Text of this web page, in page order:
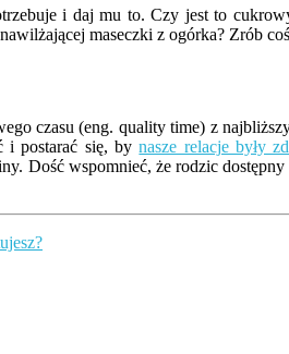
i daj mu to. Czy jest to
maseczki z ogórka? Zrób
czasu (eng. quality time) z
i postarać się, bynasze relacje były
Dość wspomnieć, że rodzic